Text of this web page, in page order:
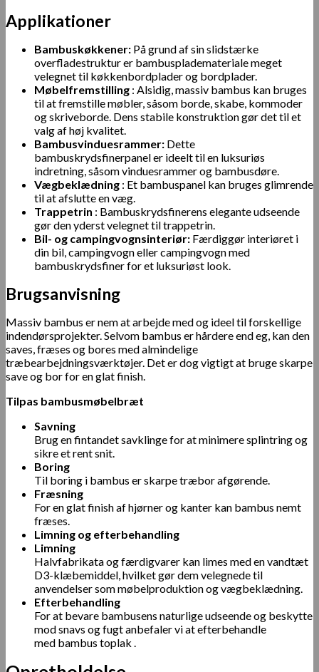
Applikationer
Bambuskøkkener: På grund af sin slidstærke
overfladestruktur er bambusplademateriale meget
velegnet til køkkenbordplader og bordplader.
Møbelfremstilling : Alsidig, massiv bambus kan bruges
til at fremstille møbler, såsom borde, skabe, kommoder
og skriveborde. Dens stabile konstruktion gør det til et
valg af høj kvalitet.
Bambusvinduesrammer: Dette
bambuskrydsfinerpanel er ideelt til en luksuriøs
indretning, såsom vinduesrammer og bambusdøre.
Vægbeklædning : Et bambuspanel kan bruges glimrende
til at afslutte en væg.
Trappetrin : Bambuskrydsfinerens elegante udseende
gør den yderst velegnet til trappetrin.
Bil- og campingvognsinteriør: Færdiggør interiøret i
din bil, campingvogn eller campingvogn med
bambuskrydsfiner for et luksuriøst look.
Brugsanvisning
Massiv bambus er nem at arbejde med og ideel til forskellige
indendørsprojekter. Selvom bambus er hårdere end eg, kan den
saves, fræses og bores med almindelige
træbearbejdningsværktøjer. Det er dog vigtigt at bruge skarpe
save og bor for en glat finish.
Tilpas bambusmøbelbræt
Savning
Brug en fintandet savklinge for at minimere splintring og
sikre et rent snit.
Boring
Til boring i bambus er skarpe træbor afgørende.
Fræsning
For en glat finish af hjørner og kanter kan bambus nemt
fræses.
Limning og efterbehandling
Limning
Halvfabrikata og færdigvarer kan limes med en vandtæt
D3-klæbemiddel, hvilket gør dem velegnede til
anvendelser som møbelproduktion og vægbeklædning.
Efterbehandling
For at bevare bambusens naturlige udseende og beskytte
mod snavs og fugt anbefaler vi at efterbehandle
med bambus toplak .